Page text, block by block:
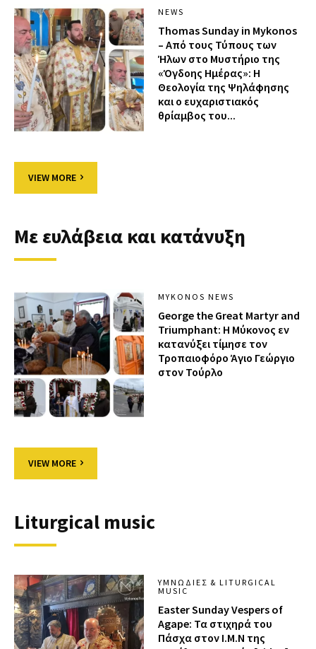
NEWS
Thomas Sunday in Mykonos
– Από τους Τύπους των
Ήλων στο Μυστήριο της
«Όγδοης Ημέρας»: Η
Θεολογία της Ψηλάφησης
και ο ευχαριστιακός
θρίαμβος του...
VIEW MORE
Με ευλάβεια και κατάνυξη
MYKONOS NEWS
George the Great Martyr and
Triumphant: Η Μύκονος εν
κατανύξει τίμησε τον
Τροπαιοφόρο Άγιο Γεώργιο
στον Τούρλο
VIEW MORE
Liturgical music
ΥΜΝΩΔΊΕΣ & LITURGICAL
MUSIC
Easter Sunday Vespers of
Agape: Τα στιχηρά του
Πάσχα στον Ι.Μ.Ν της